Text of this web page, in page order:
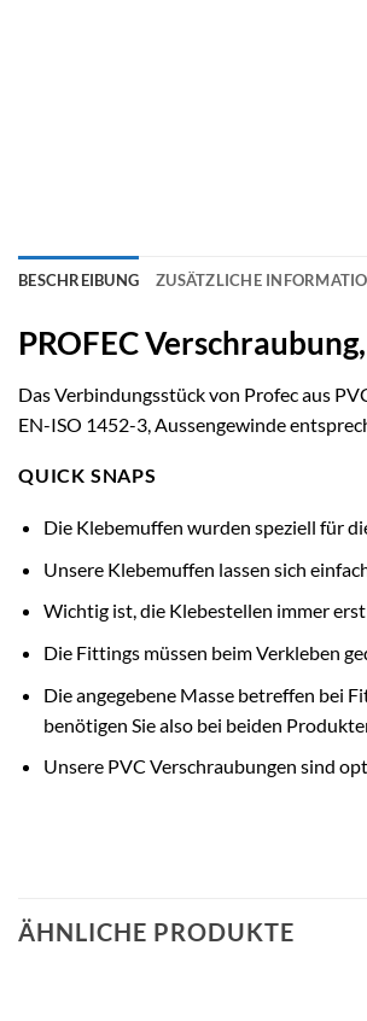
BESCHREIBUNG ZUSÄTZLICHE
PROFEC
Das Verbindungsstück von Profec aus
EN-ISO 1452-3, Aussengewinde
QUICK SNAPS
Die Klebemuffen wurden speziell für
Unsere Klebemuffen lassen sich
Wichtig ist, die Klebestellen immer
Die Fittings müssen beim Verkleben
Die angegebene Masse betreffen bei
benötigen Sie also bei beiden
Unsere PVC Verschraubungen sind
ÄHNLICHE PRODUKTE